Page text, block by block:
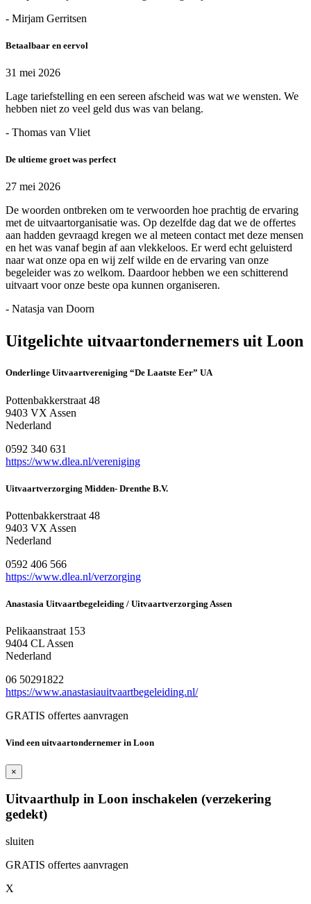
- Mirjam Gerritsen
Betaalbaar en eervol
31 mei 2026
Lage tariefstelling en een sereen afscheid was wat we wensten. We
hebben niet zo veel geld dus was van belang.
- Thomas van Vliet
De ultieme groet was perfect
27 mei 2026
De woorden ontbreken om te verwoorden hoe prachtig de ervaring
met de uitvaartorganisatie was. Op dezelfde dag dat we de offertes
aan hadden gevraagd kregen we al meteen contact met deze mensen
en het was vanaf begin af aan vlekkeloos. Er werd echt geluisterd
naar wat onze opa en wij zelf wilde en de ervaring van onze
begeleider was zo welkom. Daardoor hebben we een schitterend
uitvaart voor onze beste opa kunnen organiseren.
- Natasja van Doorn
Uitgelichte uitvaartondernemers uit Loon
Onderlinge Uitvaartvereniging “De Laatste Eer” UA
Pottenbakkerstraat 48
9403 VX Assen
Nederland
0592 340 631
https://www.dlea.nl/vereniging
Uitvaartverzorging Midden- Drenthe B.V.
Pottenbakkerstraat 48
9403 VX Assen
Nederland
0592 406 566
https://www.dlea.nl/verzorging
Anastasia Uitvaartbegeleiding / Uitvaartverzorging Assen
Pelikaanstraat 153
9404 CL Assen
Nederland
06 50291822
https://www.anastasiauitvaartbegeleiding.nl/
GRATIS offertes aanvragen
Vind een uitvaartondernemer in Loon
×
Uitvaarthulp in Loon inschakelen (verzekering
gedekt)
sluiten
GRATIS offertes aanvragen
X